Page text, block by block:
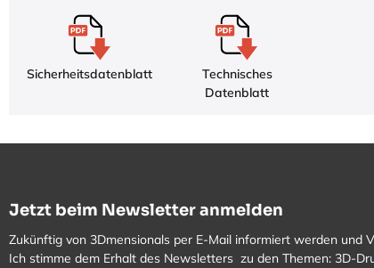
Sicherheitsdatenblatt
Technisches
Datenblatt
Jetzt beim Newsletter anmelden
Zukünftig von 3Dmensionals per E-Mail informiert werden und
Ich stimme dem Erhalt des Newsletters zu den Themen: 3D-